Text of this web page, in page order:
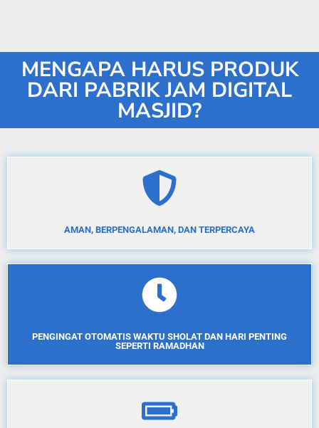
MENGAPA HARUS PRODUK
DARI PABRIK JAM DIGITAL
MASJID?
AMAN, BERPENGALAMAN, DAN TERPERCAYA
PENGINGAT OTOMATIS WAKTU SHOLAT DAN HARI PENTING
SEPERTI RAMADHAN